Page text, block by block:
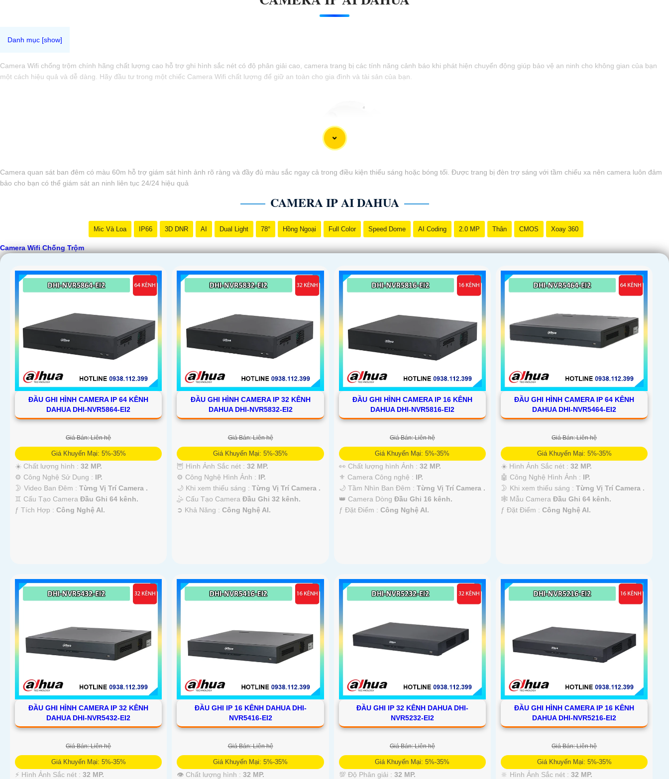
Camera Wifi chống trộm chính hãng chất lượng cao hỗ trợ ghi hình sắc nét có độ phân giải cao, camera trang bị các tính năng cảnh báo khi phát hiện chuyển động giúp bảo vệ an ninh cho không gian của bạn
một cách hiệu quả và dễ dàng. Hãy đầu tư trong một chiếc Camera Wifi chất lượng để giữ an toàn cho gia đình và tài sản của bạn.
Camera quan sát ban đêm có màu 60m hỗ trợ giám sát hình ảnh rõ ràng và đầy đủ màu sắc ngay cả trong điều kiện thiếu sáng hoặc bóng tối. Được trang bị đèn trợ sáng với tầm chiếu xa nên camera luôn đảm
bảo cho bạn có thể giám sát an ninh liên tục 24/24 hiệu quả
CAMERA IP AI DAHUA
Mic Và Loa IP66 3D DNR AI Dual Light 78° Hồng Ngoại Full Color Speed Dome AI Coding 2.0 MP Thân CMOS Xoay 360
Camera Wifi Chống Trộm
ĐẦU GHI HÌNH CAMERA IP 64 KÊNH
DAHUA DHI-NVR5864-EI2
Giá Bán: Liên hệ
Giá Khuyến Mại: 5%-35%
☀️ Chất lượng hình : 32 MP.
⚙ Công Nghệ Sử Dụng : IP.
🌛 Video Ban Đêm : Từng Vị Trí Camera .
♊ Cấu Tạo Camera Đầu Ghi 64 kênh.
️ƒ Tích Hợp : Công Nghệ AI.
ĐẦU GHI HÌNH CAMERA IP 32 KÊNH
DAHUA DHI-NVR5832-EI2
Giá Bán: Liên hệ
Giá Khuyến Mại: 5%-35%
🦉 Hình Ảnh Sắc nét :32 MP.
⚙ Công Nghệ Hình Ảnh : IP.
🌙 Khi xem thiếu sáng :Từng Vị Trí Camera .
🤹 Cấu Tạo CameraĐầu Ghi 32 kênh.
️➲ Khả Năng :Công Nghệ AI.
ĐẦU GHI HÌNH CAMERA IP 16 KÊNH
DAHUA DHI-NVR5816-EI2
Giá Bán: Liên hệ
Giá Khuyến Mại: 5%-35%
👀 Chất lượng hình Ảnh : 32 MP.
⚜️ Camera Công nghệ : IP.
🌙 Tầm Nhìn Ban Đêm : Từng Vị Trí Camera .
👑 Camera Dòng Đầu Ghi 16 kênh.
️ƒ Đặt Điểm : Công Nghệ AI.
ĐẦU GHI HÌNH CAMERA IP 64 KÊNH
DAHUA DHI-NVR5464-EI2
Giá Bán: Liên hệ
Giá Khuyến Mại: 5%-35%
☀️ Hình Ảnh Sắc nét :32 MP.
🤖️ Công Nghệ Hình Ảnh : IP.
🌛 Khi xem thiếu sáng :Từng Vị Trí Camera .
🕸️ Mẫu CameraĐầu Ghi 64 kênh.
️ƒ Đặt Điểm :Công Nghệ AI.
ĐẦU GHI HÌNH CAMERA IP 32 KÊNH
DAHUA DHI-NVR5432-EI2
Giá Bán: Liên hệ
Giá Khuyến Mại: 5%-35%
️⚡ Hình Ảnh Sắc nét : 32 MP.
ĐẦU GHI IP 16 KÊNH DAHUA DHI-
NVR5416-EI2
Giá Bán: Liên hệ
Giá Khuyến Mại: 5%-35%
👁 Chất lượng hình :32 MP.
ĐẦU GHI IP 32 KÊNH DAHUA DHI-
NVR5232-EI2
Giá Bán: Liên hệ
Giá Khuyến Mại: 5%-35%
💯 Độ Phân giải : 32 MP.
ĐẦU GHI HÌNH CAMERA IP 16 KÊNH
DAHUA DHI-NVR5216-EI2
Giá Bán: Liên hệ
Giá Khuyến Mại: 5%-35%
🔆 Hình Ảnh Sắc nét :32 MP.